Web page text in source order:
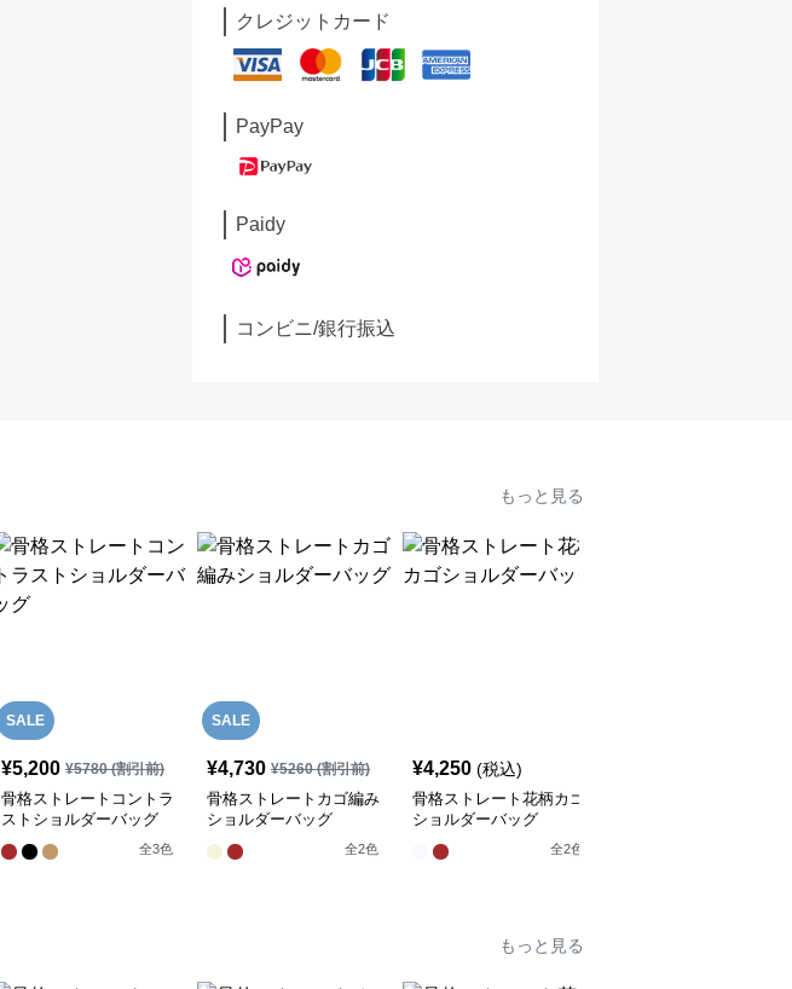
クレジットカード
PayPay
Paidy
コンビニ/銀行振込
もっと見る
SALE
¥5,200 ¥5780(割引前)
骨格ストレートコントラ
ストショルダーバッグ
全3色
SALE
¥4,730 ¥5260(割引前)
骨格ストレートカゴ編み
ショルダーバッグ
全2色
¥4,250 (税込)
骨格ストレート花柄カゴ
ショルダーバッグ
全2色
もっと見る